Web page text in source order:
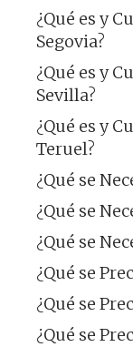
¿Qué es y
Segovia?
¿Qué es y
Sevilla?
¿Qué es y
Teruel?
¿Qué se
¿Qué se
¿Qué se
¿Qué se
¿Qué se
¿Qué se